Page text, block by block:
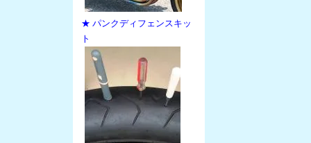
★ パンクディフェンスキッ
ト